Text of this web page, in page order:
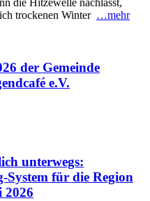
die Hitzewelle nachlässt,
trockenen Winter …mehr
der Gemeinde
e.V.
unterwegs:
für die Region
2026